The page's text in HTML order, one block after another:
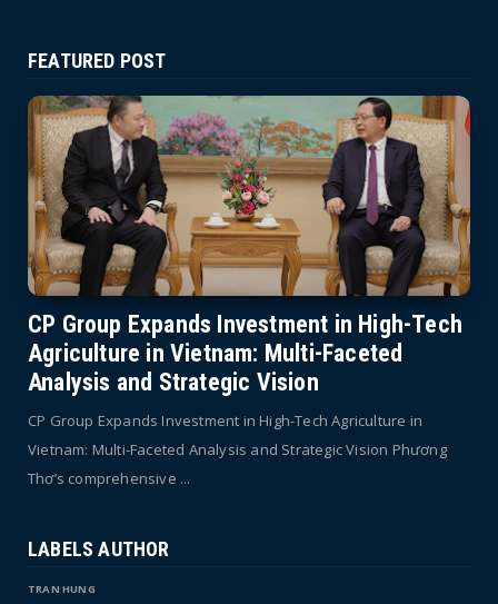
FEATURED POST
CP Group Expands Investment in High-Tech
Agriculture in Vietnam: Multi-Faceted
Analysis and Strategic Vision
CP Group Expands Investment in High-Tech Agriculture in
Vietnam: Multi-Faceted Analysis and Strategic Vision Phương
Thơ’s comprehensive ...
LABELS AUTHOR
TRAN HUNG